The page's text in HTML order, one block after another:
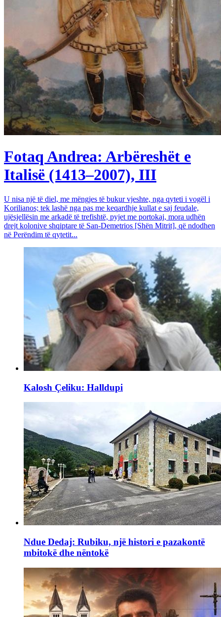
Fotaq Andrea: Arbëreshët e
Italisë (1413–2007), III
U nisa një të diel, me mëngjes të bukur vjeshte, nga qyteti i vogël i
Korilianos; tek lashë nga pas me keqardhje kullat e saj feudale,
ujësjellësin me arkadë të trefishtë, pyjet me portokaj, mora udhën
drejt kolonive shqiptare të San-Demetrios [Shën Mitrit], që ndodhen
në Perëndim të qytetit...
Kalosh Çeliku: Halldupi
Ndue Dedaj: Rubiku, një histori e pazakontë
mbitokë dhe nëntokë